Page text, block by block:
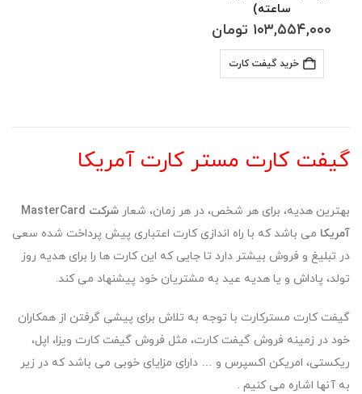
ساعته)
۱۰۳,۵۵۴,۰۰۰ تومان
خرید گیفت کارت
گیفت کارت مستر کارت آمریکا
بهترین هدیه، برای هر شخص، در هر زمان، شعار
شرکت MasterCard
آمریکا می باشد که با راه اندازی کارت اعتباری پیش پرداخت شده سعی
در تبلیغ و فروش بیشتر دارد تا جایی که این کارت ها را برای هدیه روز
تولد، پاداش و یا هدیه عید به مشتریان خود پیشنهاد می کند.
گیفت کارت مسترکارت با توجه به تلاش برای پیشی گرفتن از همکاران
خود در زمینه فروش گیفت کارت، مثل فروش گیفت کارت ویزا، اپل،
ریکستی، امریکن اکسپرس و … دارای مزایای خوبی می باشد که در زیر
به آنها اشاره می کنیم .